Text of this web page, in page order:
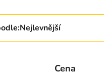
Nejlevnější
Cena